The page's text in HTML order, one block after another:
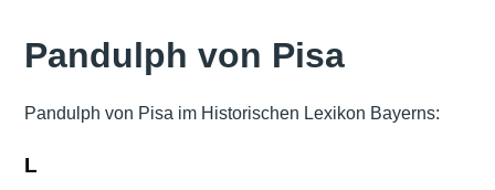
Pandulph von Pisa
Pandulph von Pisa im Historischen Lexikon Bayerns:
L